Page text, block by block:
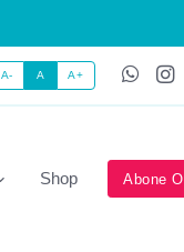
A- A A+
Shop Abone Ol